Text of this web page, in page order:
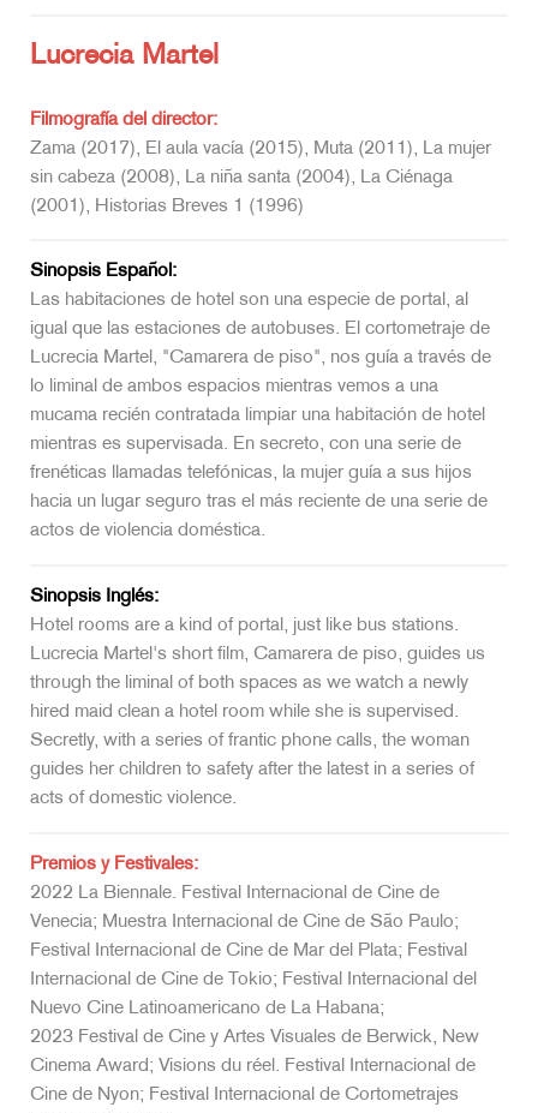
Lucrecia Martel
Filmografía del director:
Zama (2017), El aula vacía (2015), Muta (2011), La mujer
sin cabeza (2008), La niña santa (2004), La Ciénaga
(2001), Historias Breves 1 (1996)
Sinopsis Español:
Las habitaciones de hotel son una especie de portal, al
igual que las estaciones de autobuses. El cortometraje de
Lucrecia Martel, "Camarera de piso", nos guía a través de
lo liminal de ambos espacios mientras vemos a una
mucama recién contratada limpiar una habitación de hotel
mientras es supervisada. En secreto, con una serie de
frenéticas llamadas telefónicas, la mujer guía a sus hijos
hacia un lugar seguro tras el más reciente de una serie de
actos de violencia doméstica.
Sinopsis Inglés:
Hotel rooms are a kind of portal, just like bus stations.
Lucrecia Martel's short film, Camarera de piso, guides us
through the liminal of both spaces as we watch a newly
hired maid clean a hotel room while she is supervised.
Secretly, with a series of frantic phone calls, the woman
guides her children to safety after the latest in a series of
acts of domestic violence.
Premios y Festivales:
2022 La Biennale. Festival Internacional de Cine de
Venecia; Muestra Internacional de Cine de São Paulo;
Festival Internacional de Cine de Mar del Plata; Festival
Internacional de Cine de Tokio; Festival Internacional del
Nuevo Cine Latinoamericano de La Habana;
2023 Festival de Cine y Artes Visuales de Berwick, New
Cinema Award; Visions du réel. Festival Internacional de
Cine de Nyon; Festival Internacional de Cortometrajes